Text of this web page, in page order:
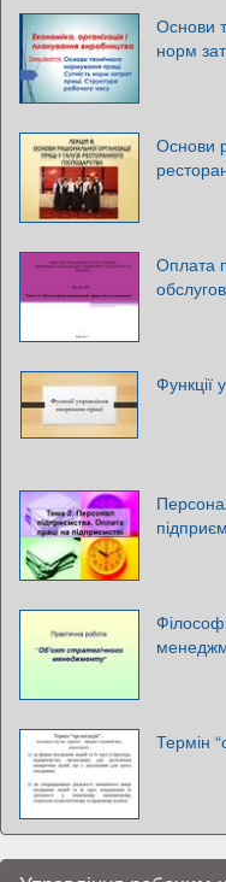
Основи
норм
Основи
Оплата
Функції
Термін